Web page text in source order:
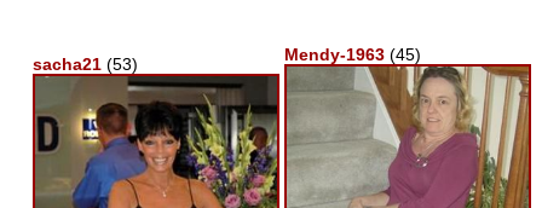
sacha21 (53) Mendy-1963 (45)